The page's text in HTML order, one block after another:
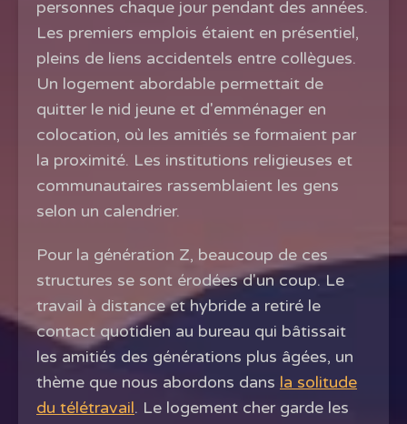
personnes chaque jour pendant des années.
Les premiers emplois étaient en présentiel,
pleins de liens accidentels entre collègues.
Un logement abordable permettait de
quitter le nid jeune et d'emménager en
colocation, où les amitiés se formaient par
la proximité. Les institutions religieuses et
communautaires rassemblaient les gens
selon un calendrier.
Pour la génération Z, beaucoup de ces
structures se sont érodées d'un coup. Le
travail à distance et hybride a retiré le
contact quotidien au bureau qui bâtissait
les amitiés des générations plus âgées, un
thème que nous abordons dans la solitude
du télétravail. Le logement cher garde les